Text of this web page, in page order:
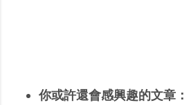
你或許還會感興趣的文章：